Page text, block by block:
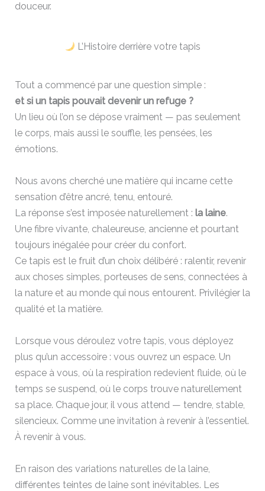
douceur.
L’Histoire derrière votre tapis
Tout a commencé par une question simple :
et si un tapis pouvait devenir un refuge ?
Un lieu où l’on se dépose vraiment — pas seulement
le corps, mais aussi le souffle, les pensées, les
émotions.
Nous avons cherché une matière qui incarne cette
sensation d’être ancré, tenu, entouré.
La réponse s’est imposée naturellement : la laine.
Une fibre vivante, chaleureuse, ancienne et pourtant
toujours inégalée pour créer du confort.
Ce tapis est le fruit d’un choix délibéré : ralentir, revenir
aux choses simples, porteuses de sens, connectées à
la nature et au monde qui nous entourent. Privilégier la
qualité et la matière.
Lorsque vous déroulez votre tapis, vous déployez
plus qu’un accessoire : vous ouvrez un espace. Un
espace à vous, où la respiration redevient fluide, où le
temps se suspend, où le corps trouve naturellement
sa place. Chaque jour, il vous attend — tendre, stable,
silencieux. Comme une invitation à revenir à l’essentiel.
À revenir à vous.
En raison des variations naturelles de la laine,
différentes teintes de laine sont inévitables. Les